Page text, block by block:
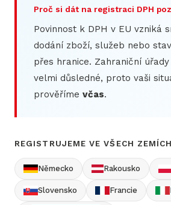
Proč si dát na registraci DPH
Povinnost k DPH v EU vzniká
dodání zboží, služeb nebo
přes hranice. Zahraniční úřady
velmi důsledné, proto vaši
prověříme včas.
REGISTRUJEME VE VŠECH
Německo Rakousko
Slovensko Francie